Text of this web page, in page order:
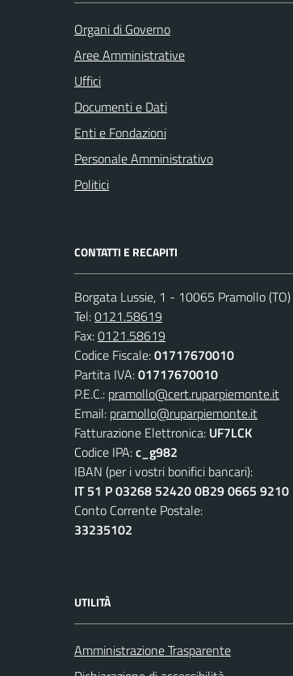
Organi di Governo
Aree Amministrative
Uffici
Documenti e Dati
Enti e Fondazioni
Personale Amministrativo
Politici
CONTATTI E RECAPITI
Borgata Lussie, 1 - 10065 Pramollo (TO)
Tel:0121.58619
Fax:0121.58619
Codice Fiscale:01717670010
Partita IVA:01717670010
P.E.C.: pramollo@cert.ruparpiemonte.it
Email: pramollo@ruparpiemonte.it
Fatturazione Elettronica: UF7LCK
Codice IPA:c_g982
IBAN (per i vostri bonifici bancari):
IT 51 P 03268 52420 0B29 0665 9210
Conto Corrente Postale:
33235102
UTILITÀ
Amministrazione Trasparente